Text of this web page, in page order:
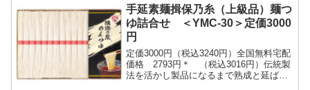
手延素麺揖保乃糸（上級品）麺つ
ゆ詰合せ ＜YMC-30＞定価3000
円
定価3000円（税込3240円）全国無料宅配
価格 2793円＊ （税込3016円）伝統製
法を活かし製品になるまで熟成と延ばし